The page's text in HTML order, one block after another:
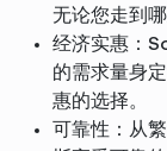
无论您走到
经济实惠：
的需求量身
惠的选择。
可靠性：从